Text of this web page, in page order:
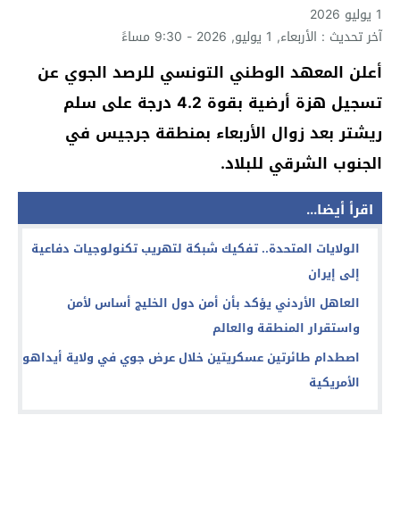
1 يوليو 2026
آخر تحديث : الأربعاء, 1 يوليو, 2026 - 9:30 مساءً
أعلن المعهد الوطني التونسي للرصد الجوي عن
تسجيل هزة أرضية بقوة 4.2 درجة على سلم
ريشتر بعد زوال الأربعاء بمنطقة جرجيس في
الجنوب الشرقي للبلاد.
اقرأ أيضا...
الولايات المتحدة.. تفكيك شبكة لتهريب تكنولوجيات دفاعية
إلى إيران
العاهل الأردني يؤكد بأن أمن دول الخليج أساس لأمن
واستقرار المنطقة والعالم
اصطدام طائرتين عسكريتين خلال عرض جوي في ولاية أيداهو
الأمريكية